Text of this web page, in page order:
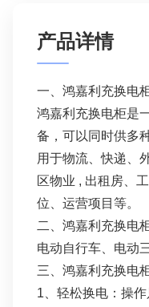
产品详情
一、鸿嘉利充换电
鸿嘉利充换电柜是
备，可以同时供多
用于物流、快递、
区物业 , 出租房、
位、运营项目等。
二、鸿嘉利充换电
电动自行车、电动
三、鸿嘉利充换电
1、轻松换电：操